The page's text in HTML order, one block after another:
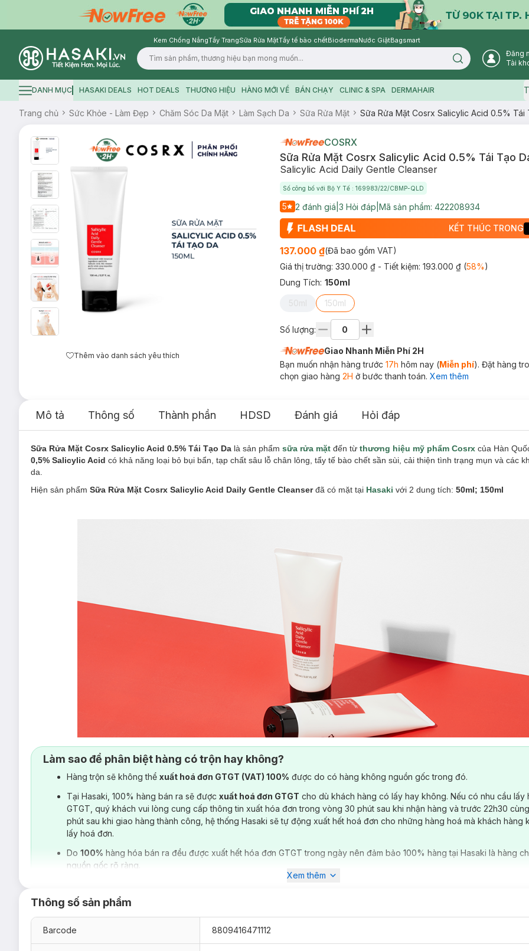
Kem Chống NắngTẩy TrangSữa Rửa MặtTẩy tế bào chếtBiodermaNước GiặtBagsmart
Logo
Search icon
Đăng
Tài
Hamburger icon
DANH MỤC HASAKI DEALS HOT DEALS THƯƠNG HIỆU HÀNG MỚI VỀ BÁN CHẠY CLINIC & SPA DERMAHAIR
Trang chủ Sức Khỏe - Làm Đẹp Chăm Sóc Da Mặt Làm Sạch Da Sữa Rửa Mặt Sữa Rửa Mặt Cosrx Salicylic Acid 0.5% Tái
Thêm vào danh sách yêu thích
COSRX
Sữa Rửa Mặt Cosrx Salicylic Acid 0.5% Tái Tạo
Salicylic Acid Daily Gentle Cleanser
Số công bố với Bộ Y Tế : 169983/22/CBMP-QLD
5 2 đánh giá 3 Hỏi đáp Mã sản phẩm: 422208934
KẾT THÚC TRONG
137.000 ₫(Đã bao gồm VAT)
Giá thị trường: 330.000 ₫ - Tiết kiệm: 193.000 ₫(58%)
Dung Tích: 150ml
50ml 150ml
Số lượng:
Giao Nhanh Miễn Phí 2H
Bạn muốn nhận hàng trước 17h hôm nay (Miễn phí). Đặt hàng
chọn giao hàng 2H ở bước thanh toán. Xem thêm
Mô tả Thông số Thành phần HDSD Đánh giá Hỏi đáp
Sữa Rửa Mặt Cosrx Salicylic Acid 0.5% Tái Tạo Da là sản phẩm sữa rửa mặt đến từ thương hiệu mỹ phẩm Cosrx của Hàn
0,5% Salicylic Acid có khả năng loại bỏ bụi bẩn, tạp chất sâu lỗ chân lông, tẩy tế bào chết sần sùi, cải thiện tình trạng mụn và các
da.
Hiện sản phẩm Sữa Rửa Mặt Cosrx Salicylic Acid Daily Gentle Cleanserđã có mặt tại Hasaki với 2 dung tích: 50ml; 150ml
Loại da phù hợp:
Sản phẩm thích hợp cho mọi loại da kể cả da nhạy cảm.
Giải pháp cho tình trạng da:
Thường tiếp xúc môi trường ô nhiễm, bụi bẩn.
Da thường xuất hiệnmụn,dầu thừa, lỗ chân lông to.
Làm sao để phân biệt hàng có trộn hay không?
Hàng trộn sẽ không thể xuất hoá đơn GTGT (VAT) 100% được do có hàng không nguồn gốc trong đó.
Tại Hasaki, 100% hàng bán ra sẽ được xuất hoá đơn GTGT cho dù khách hàng có lấy hay không. Nếu có nhu cầu lấy
GTGT, quý khách vui lòng cung cấp thông tin xuất hóa đơn trong vòng 30 phút sau khi nhận hàng và trước 22h30
phút sau khi giao hàng thành công, hệ thống Hasaki sẽ tự động xuất hết hoá đơn cho những hàng hoá mà khách hàng
lấy hoá đơn.
Do 100% hàng hóa bán ra đều được xuất hết hóa đơn GTGT trong ngày nên đảm bảo 100% hàng tại Hasaki là hàng
nguồn gốc rõ ràng.
Xem thêm
Thông số sản phẩm
Barcode 8809416471112